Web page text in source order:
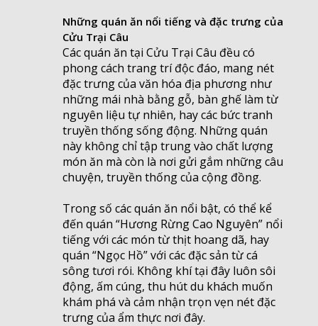
Những quán ăn nổi tiếng và đặc trưng của
Cửu Trại Câu
Các quán ăn tại Cửu Trại Câu đều có
phong cách trang trí độc đáo, mang nét
đặc trưng của văn hóa địa phương như
những mái nhà bằng gỗ, bàn ghế làm từ
nguyên liệu tự nhiên, hay các bức tranh
truyền thống sống động. Những quán
này không chỉ tập trung vào chất lượng
món ăn mà còn là nơi gửi gắm những câu
chuyện, truyền thống của cộng đồng.
Trong số các quán ăn nổi bật, có thể kể
đến quán “Hương Rừng Cao Nguyên” nổi
tiếng với các món từ thịt hoang dã, hay
quán “Ngọc Hồ” với các đặc sản từ cá
sông tươi rói. Không khí tại đây luôn sôi
động, ấm cúng, thu hút du khách muốn
khám phá và cảm nhận trọn vẹn nét đặc
trưng của ẩm thực nơi đây.